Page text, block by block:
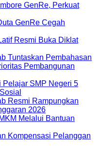
GenRe, Perkuat
GenRe Cegah
Resmi Buka Diklat
Tuntaskan Pembahasan
Pembangunan
Pelajar SMP Negeri 5
Resmi Rampungkan
2026
Melalui Bantuan
Kompensasi Pelanggan